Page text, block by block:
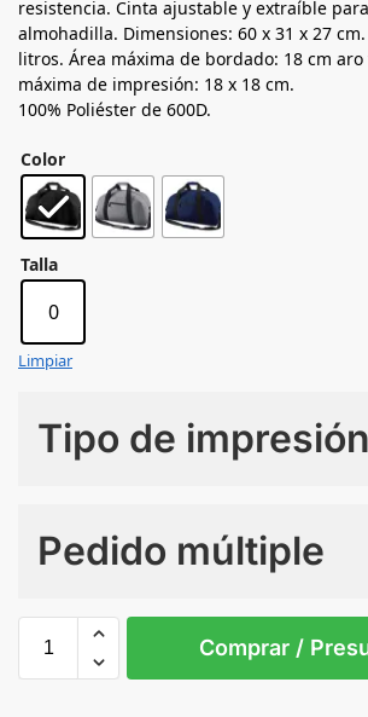
resistencia. Cinta ajustable y extraíble
almohadilla. Dimensiones: 60 x 31 x 27
litros. Área máxima de bordado: 18 cm
máxima de impresión: 18 x 18 cm.
100% Poliéster de 600D.
Color
Talla
0
Limpiar
Tipo de impresión
Pedido múltiple
Comprar /